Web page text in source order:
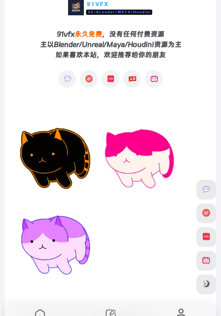
91vfx永久免费，没有任何付费资源
主以Blender/Unreal/Maya/Houdini资源为主
如果喜欢本站，欢迎推荐给你的朋友
Copyright © 2026 沪ICP备2024059246号